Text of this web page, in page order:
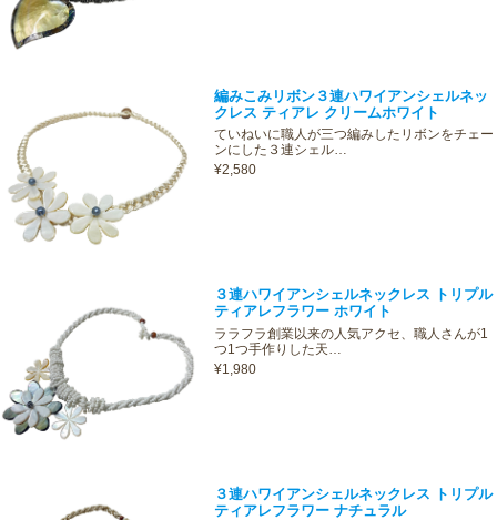
編みこみリボン３連ハワイアンシェルネッ
クレス ティアレ クリームホワイト
ていねいに職人が三つ編みしたリボンをチェー
ンにした３連シェル…
¥2,580
３連ハワイアンシェルネックレス トリプル
ティアレフラワー ホワイト
ララフラ創業以来の人気アクセ、職人さんが1
つ1つ手作りした天…
¥1,980
３連ハワイアンシェルネックレス トリプル
ティアレフラワー ナチュラル